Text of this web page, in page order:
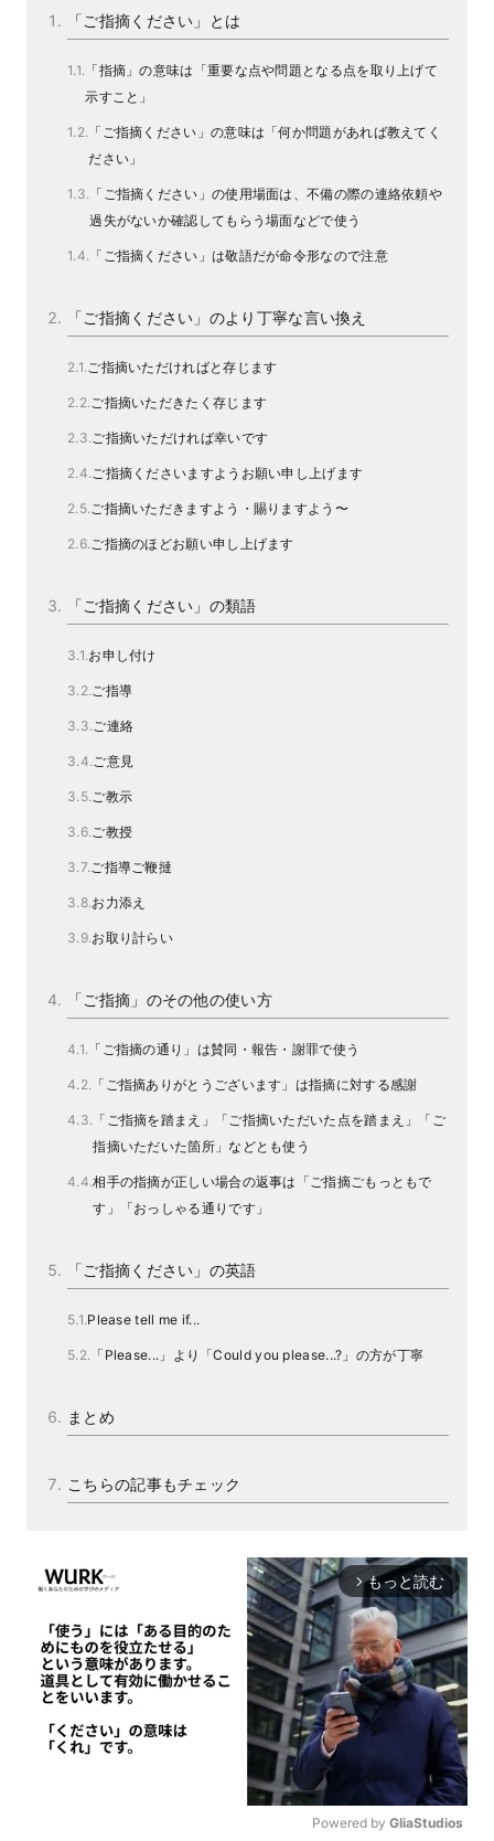
「ご指摘ください」とは
「指摘」の意味は「重要な点や問題となる点を取り上げて
示すこと」
「ご指摘ください」の意味は「何か問題があれば教えてく
ださい」
「ご指摘ください」の使用場面は、不備の際の連絡依頼や
過失がないか確認してもらう場面などで使う
「ご指摘ください」は敬語だが命令形なので注意
「ご指摘ください」のより丁寧な言い換え
ご指摘いただければと存じます
ご指摘いただきたく存じます
ご指摘いただければ幸いです
ご指摘くださいますようお願い申し上げます
ご指摘いただきますよう・賜りますよう〜
ご指摘のほどお願い申し上げます
「ご指摘ください」の類語
お申し付け
ご指導
ご連絡
ご意見
ご教示
ご教授
ご指導ご鞭撻
お力添え
お取り計らい
「ご指摘」のその他の使い方
「ご指摘の通り」は賛同・報告・謝罪で使う
「ご指摘ありがとうございます」は指摘に対する感謝
「ご指摘を踏まえ」「ご指摘いただいた点を踏まえ」「ご
指摘いただいた箇所」などとも使う
相手の指摘が正しい場合の返事は「ご指摘ごもっともで
す」「おっしゃる通りです」
「ご指摘ください」の英語
Please tell me if...
「Please...」より「Could you please...?」の方が丁寧
まとめ
こちらの記事もチェック
arrow_forward_ios もっと読む
Powered by GliaStudios